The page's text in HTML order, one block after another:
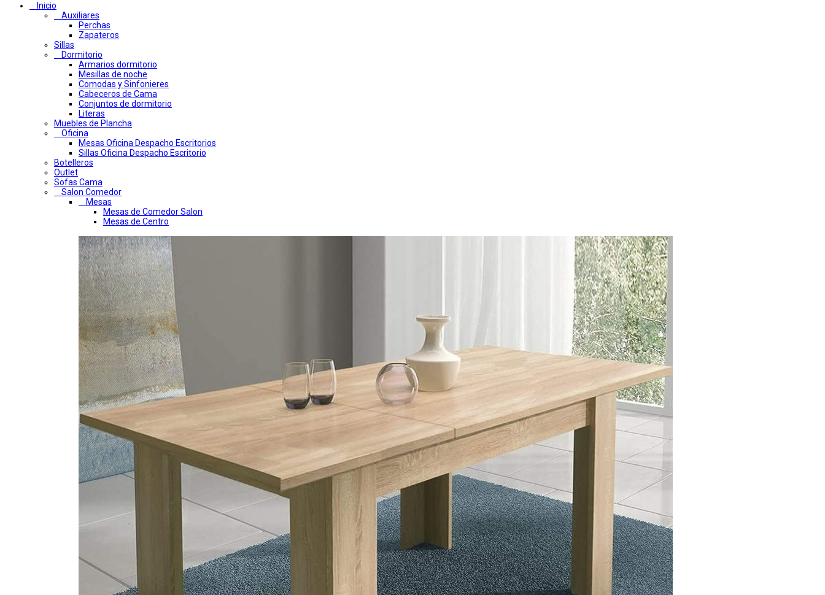
Inicio
Auxiliares
Perchas
Zapateros
Sillas
Dormitorio
Armarios dormitorio
Mesillas de noche
Comodas y Sinfonieres
Cabeceros de Cama
Conjuntos de dormitorio
Literas
Muebles de Plancha
Oficina
Mesas Oficina Despacho Escritorios
Sillas Oficina Despacho Escritorio
Botelleros
Outlet
Sofas Cama
Salon Comedor
Mesas
Mesas de Comedor Salon
Mesas de Centro